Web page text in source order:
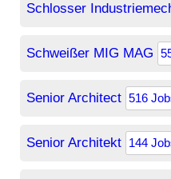
Schlosser
Schweißer MIG MAG
Senior Architect 516
Senior Architekt 144